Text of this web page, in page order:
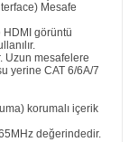
Mesafe
HDMI görüntü
Uzun mesafelere
yerine CAT 6/6A/7
korumalı içerik
değerindedir.